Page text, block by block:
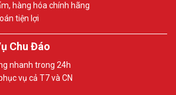
hàng hóa chính hãng
tiện lợi
Chu Đáo
nhanh trong 24h
vụ cả T7 và CN